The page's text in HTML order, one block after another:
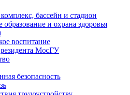
бассейн и стадион
и охрана здоровья
воспитание
МосГУ
безопасность